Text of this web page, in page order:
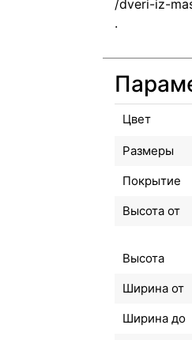
.
Цвет
Размеры
Покрытие
Высота от
Высота
Ширина от
Ширина до